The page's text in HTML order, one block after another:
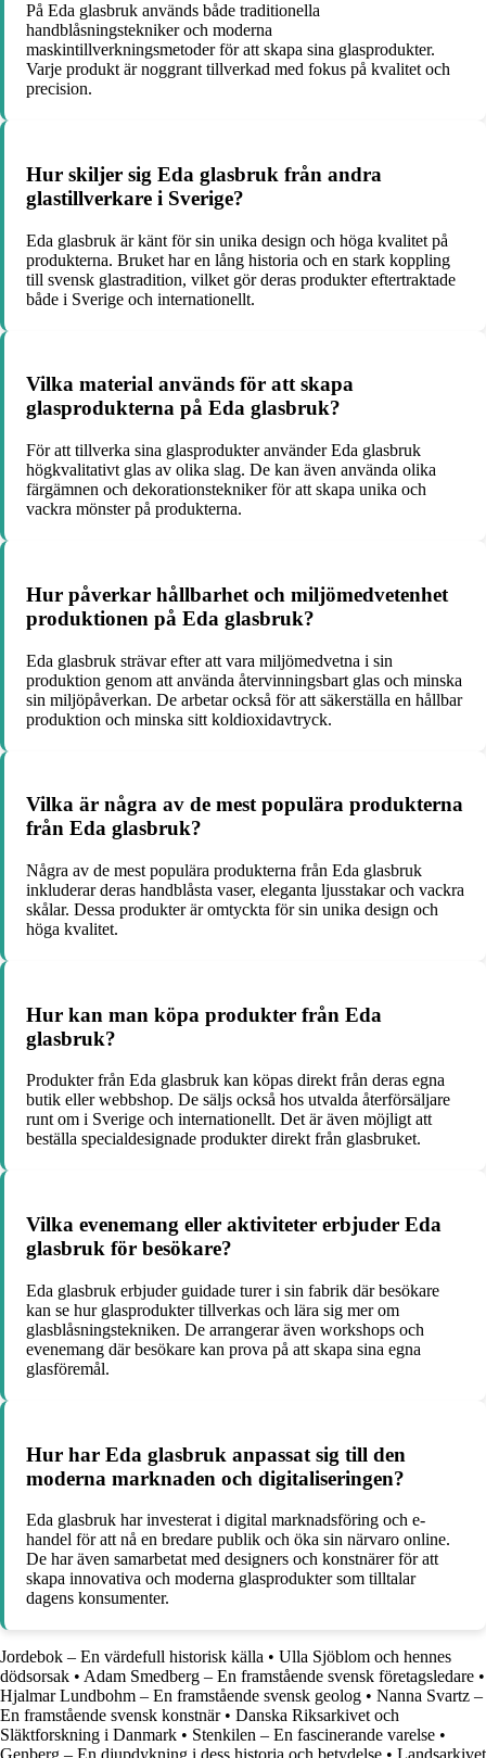
På Eda glasbruk används både traditionella
handblåsningstekniker och moderna
maskintillverkningsmetoder för att skapa sina glasprodukter.
Varje produkt är noggrant tillverkad med fokus på kvalitet och
precision.
Hur skiljer sig Eda glasbruk från andra
glastillverkare i Sverige?
Eda glasbruk är känt för sin unika design och höga kvalitet på
produkterna. Bruket har en lång historia och en stark koppling
till svensk glastradition, vilket gör deras produkter eftertraktade
både i Sverige och internationellt.
Vilka material används för att skapa
glasprodukterna på Eda glasbruk?
För att tillverka sina glasprodukter använder Eda glasbruk
högkvalitativt glas av olika slag. De kan även använda olika
färgämnen och dekorationstekniker för att skapa unika och
vackra mönster på produkterna.
Hur påverkar hållbarhet och miljömedvetenhet
produktionen på Eda glasbruk?
Eda glasbruk strävar efter att vara miljömedvetna i sin
produktion genom att använda återvinningsbart glas och minska
sin miljöpåverkan. De arbetar också för att säkerställa en hållbar
produktion och minska sitt koldioxidavtryck.
Vilka är några av de mest populära produkterna
från Eda glasbruk?
Några av de mest populära produkterna från Eda glasbruk
inkluderar deras handblåsta vaser, eleganta ljusstakar och vackra
skålar. Dessa produkter är omtyckta för sin unika design och
höga kvalitet.
Hur kan man köpa produkter från Eda
glasbruk?
Produkter från Eda glasbruk kan köpas direkt från deras egna
butik eller webbshop. De säljs också hos utvalda återförsäljare
runt om i Sverige och internationellt. Det är även möjligt att
beställa specialdesignade produkter direkt från glasbruket.
Vilka evenemang eller aktiviteter erbjuder Eda
glasbruk för besökare?
Eda glasbruk erbjuder guidade turer i sin fabrik där besökare
kan se hur glasprodukter tillverkas och lära sig mer om
glasblåsningstekniken. De arrangerar även workshops och
evenemang där besökare kan prova på att skapa sina egna
glasföremål.
Hur har Eda glasbruk anpassat sig till den
moderna marknaden och digitaliseringen?
Eda glasbruk har investerat i digital marknadsföring och e-
handel för att nå en bredare publik och öka sin närvaro online.
De har även samarbetat med designers och konstnärer för att
skapa innovativa och moderna glasprodukter som tilltalar
dagens konsumenter.
Jordebok – En värdefull historisk källa • Ulla Sjöblom och hennes
dödsorsak • Adam Smedberg – En framstående svensk företagsledare •
Hjalmar Lundbohm – En framstående svensk geolog • Nanna Svartz –
En framstående svensk konstnär• Danska Riksarkivet och
Släktforskning i Danmark • Stenkilen – En fascinerande varelse •